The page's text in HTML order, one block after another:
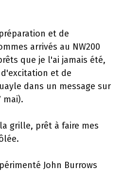
et de
arrivés au NW200
que je l'ai jamais été,
et de
dans un message sur
mai).
grille, prêt à faire mes
John Burrows